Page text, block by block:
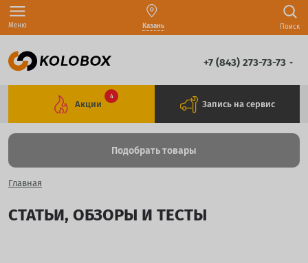
Меню Казань Поиск
+7 (843) 273-73-73
Акции
4
Запись на сервис
Подобрать товары
Главная
СТАТЬИ, ОБЗОРЫ И ТЕСТЫ